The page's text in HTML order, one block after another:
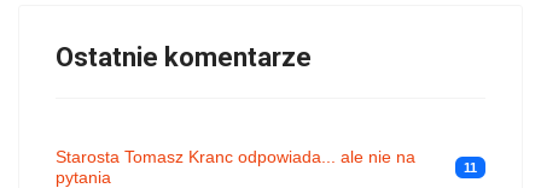
Ostatnie komentarze
Starosta Tomasz Kranc odpowiada... ale nie na
pytania
11